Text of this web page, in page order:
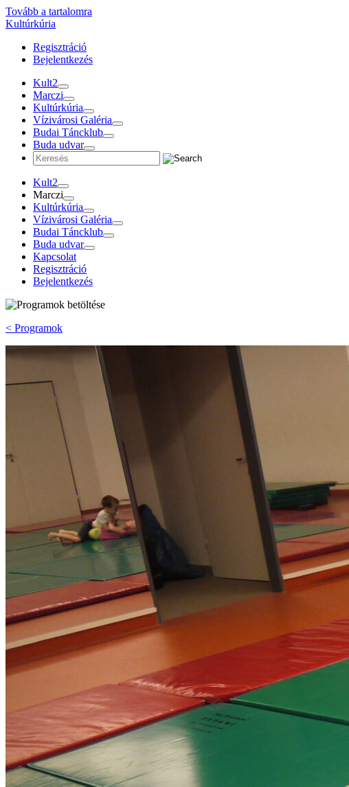
Tovább a tartalomra
Kultúrkúria
Regisztráció
Bejelentkezés
Kult2
Marczi
Kultúrkúria
Vízivárosi Galéria
Budai Táncklub
Buda udvar
Kult2
Marczi
Kultúrkúria
Vízivárosi Galéria
Budai Táncklub
Buda udvar
Kapcsolat
Regisztráció
Bejelentkezés
< Programok